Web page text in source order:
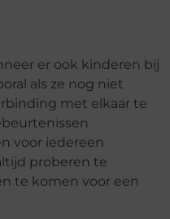
er ook kinderen bij
als ze nog niet
met elkaar te
voor iedereen
proberen te
te komen voor een